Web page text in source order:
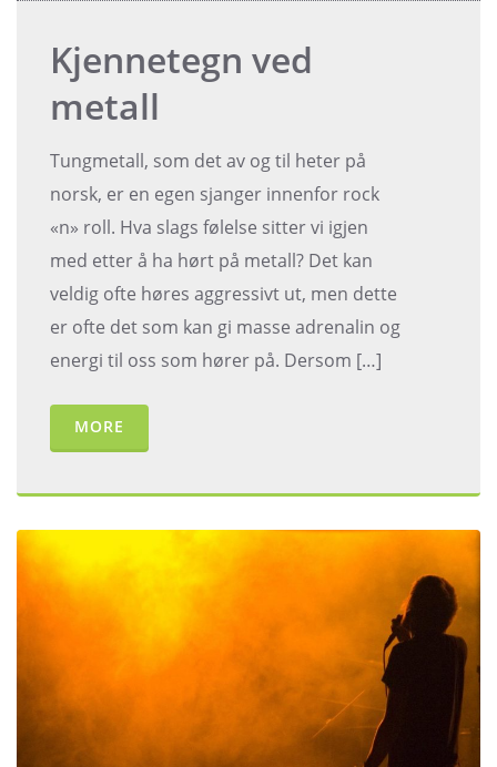
Kjennetegn ved
metall
Tungmetall, som det av og til heter på
norsk, er en egen sjanger innenfor rock
«n» roll. Hva slags følelse sitter vi igjen
med etter å ha hørt på metall? Det kan
veldig ofte høres aggressivt ut, men dette
er ofte det som kan gi masse adrenalin og
energi til oss som hører på. Dersom […]
MORE